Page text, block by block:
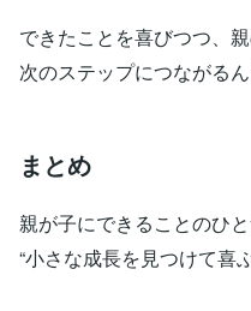
できたことを喜びつつ、
次のステップにつながる
まとめ
親が子にできることのひと
“小さな成長を見つけて喜ぶ